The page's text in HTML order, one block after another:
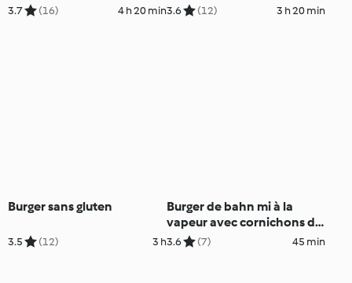
3.7 (16) 4 h 20 min3.6 (12) 3 h 20 min
Burger sans gluten
3.5 (12) 3 h
Burger de bahn mi à la
vapeur avec cornichons de
carotte
3.6 (7) 45 min